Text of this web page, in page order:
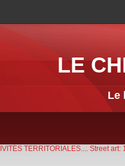
LE
Le
TERRITORIALES.... Street art: